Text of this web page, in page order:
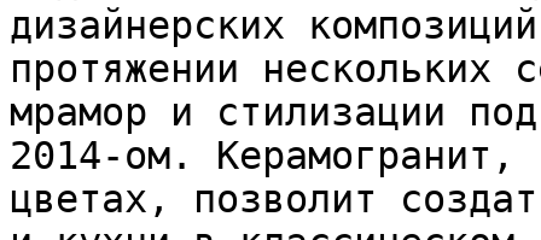
дизайнерских
протяжении нескольких
мрамор и стилизации
2014-ом. Керамогранит,
цветах, позволит